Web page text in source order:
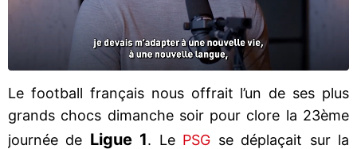
Le football français nous offrait l’un de ses plus
grands chocs dimanche soir pour clore la 23ème
journée de Ligue 1. Le PSG se déplaçait sur la